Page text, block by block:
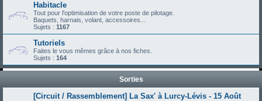
Habitacle
Tout pour l'optimisation de votre poste de pilotage.
Baquets, harnais, volant, accessoires...
Sujets : 1167
Tutoriels
Faites le vous mêmes grâce à nos fiches.
Sujets : 164
Sorties
[Circuit / Rassemblement] La Sax' à Lurcy-Lévis - 15 Août